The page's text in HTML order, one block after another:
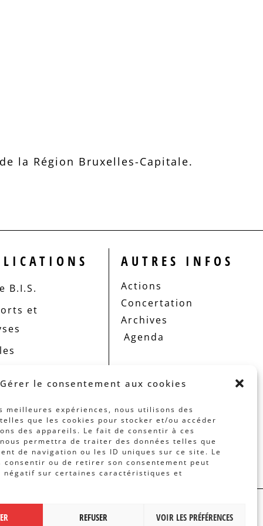
Gérer le consentement aux cookies
meilleures expériences, nous utilisons des
que les cookies pour stocker et/ou accéder
des appareils. Le fait de consentir à ces
permettra de traiter des données telles que
de navigation ou les ID uniques sur ce site. Le
consentir ou de retirer son consentement peut
négatif sur certaines caractéristiques et
REFUSER VOIR LES PRÉFÉRENCES
la Région Bruxelles-Capitale.
B.I.S.
et
AUTRES INFOS
Actions
Concertation
Archives
Agenda
BANLIEUES ASBL